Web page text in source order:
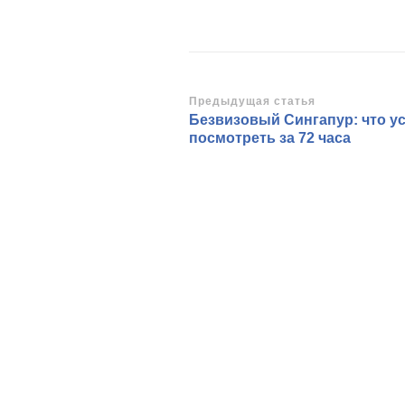
Навигация
по
Предыдущая статья
Безвизовый Сингапур: что
посмотреть за 72 часа